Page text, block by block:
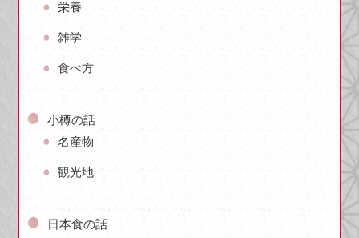
栄養
雑学
食べ方
小樽の話
名産物
観光地
日本食の話